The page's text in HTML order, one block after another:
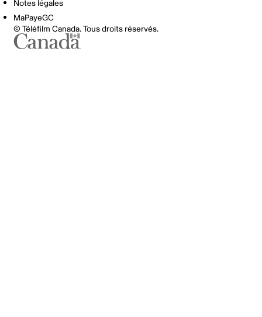
Notes légales
MaPayeGC
© Téléfilm Canada. Tous droits réservés.